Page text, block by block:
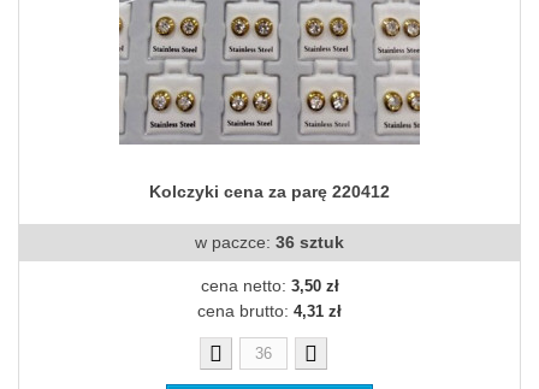
Kolczyki cena za parę 220412
w paczce: 36 sztuk
cena netto: 3,50 zł
cena brutto: 4,31 zł